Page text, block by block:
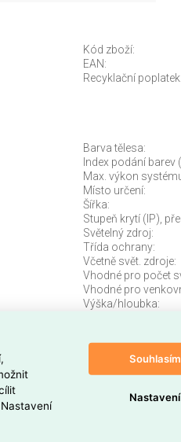
Kód zboží:
EAN:
Recyklační poplatek:
Barva tělesa:
Index podání barev
Max. výkon
Místo určení:
Šířka:
Stupeň krytí (IP),
Světelný zdroj:
Třída ochrany:
Včetně svět. zdroje:
Vhodné pro počet
Vhodné pro
Výška/hloubka:
O435WL-L5GF3K -
a nástěnné svítidlo,
nástěnné svítidlo Blow